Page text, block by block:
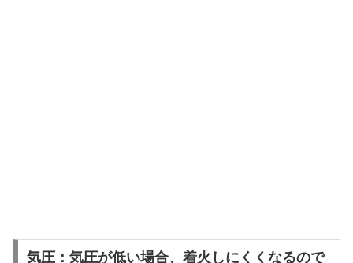
気圧：気圧が低い場合、着火しにくくなるので